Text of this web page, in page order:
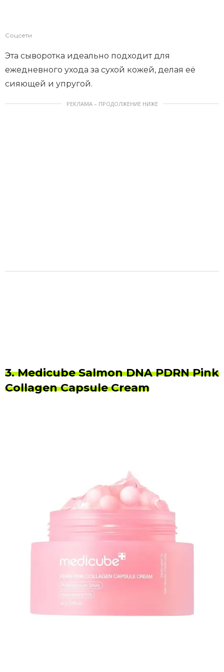
Соцсети
Эта сыворотка идеально подходит для
ежедневного ухода за сухой кожей, делая её
сияющей и упругой.
РЕКЛАМА – ПРОДОЛЖЕНИЕ НИЖЕ
3. Medicube Salmon DNA PDRN Pink
Collagen Capsule Cream